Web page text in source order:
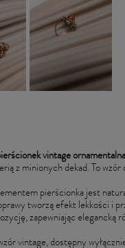
vintage
z minionych dekad. To
pierścionka jest
tworzą efekt lekkości i
zapewniając elegancką
vintage, dostępny